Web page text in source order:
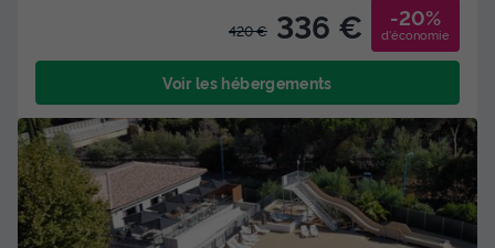
420 € 336 € -20%
d'économie
Voir les hébergements